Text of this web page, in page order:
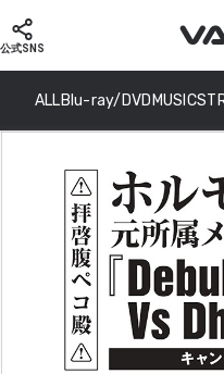
公式SNS
ALLBlu-ray/DVD MUSIC